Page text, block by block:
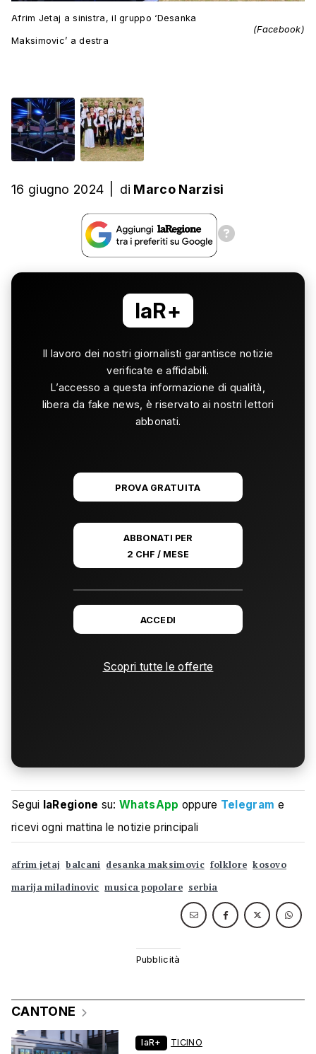
Afrim Jetaj a sinistra, il gruppo ‘Desanka
Maksimovic’ a destra
(Facebook)
16 giugno 2024 di Marco Narzisi
laR+
Il lavoro dei nostri giornalisti garantisce notizie
verificate e affidabili.
L’accesso a questa informazione di qualità,
libera da fake news, è riservato ai nostri lettori
abbonati.
PROVA GRATUITA
ABBONATI PER
2 CHF / MESE
ACCEDI
Scopri tutte le offerte
Segui laRegione su:WhatsApp oppure Telegram e
ricevi ogni mattina le notizie principali
afrim jetaj balcani desanka maksimovic folklore kosovo
marija miladinovic musica popolare serbia
CANTONE
laR+ TICINO